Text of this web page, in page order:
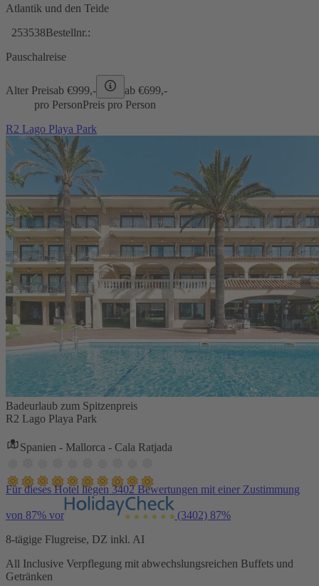
Atlantik und den Teide
253538Bestellnr.:
Pauschalreise
Alter Preisab €999,- ab €699,-
pro PersonPreis pro Person
R2 Lago Playa Park
Badeurlaub zum Spitzenpreis
R2 Lago Playa Park
Spanien - Mallorca - Cala Ratjada
Für dieses Hotel liegen 3402 Bewertungen mit einer Zustimmung
von 87% vor (3402) 87%
8-tägige Flugreise, DZ inkl. AI
All Inclusive Verpflegung mit abwechslungsreichen Buffets und
Getränken